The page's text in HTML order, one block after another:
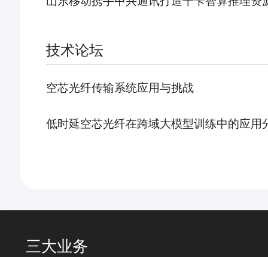
技术论坛
空芯光纤传输系统应用与挑战
低时延空芯光纤在跨域大模型训练中的应用
三大业务